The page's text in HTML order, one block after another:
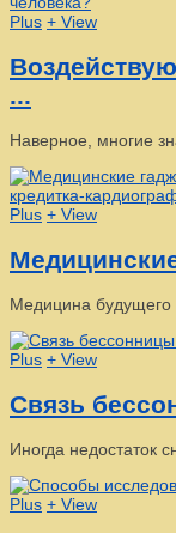
Plus + View
...
Наверное, многие
Plus + View
Медицина
Plus + View
Связь
Иногда недостаток
Plus + View